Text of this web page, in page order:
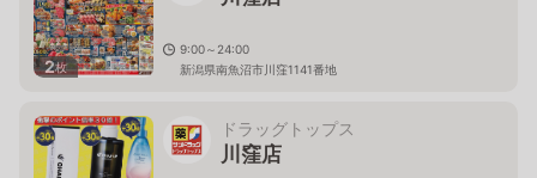
2枚
9:00～24:00
新潟県南魚沼市川窪1141番地
ドラッグトップス
川窪店